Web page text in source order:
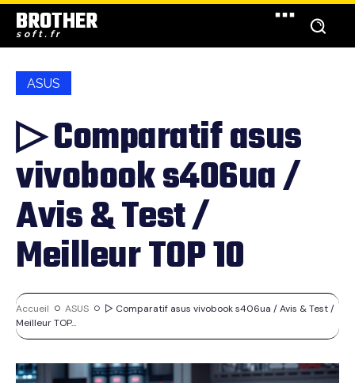
BROTHER
soft.fr
ASUS
▷ Comparatif asus
vivobook s406ua /
Avis & Test /
Meilleur TOP 10
Accueil ASUS
▷ Comparatif asus vivobook s406ua / Avis & Test /
Meilleur TOP...